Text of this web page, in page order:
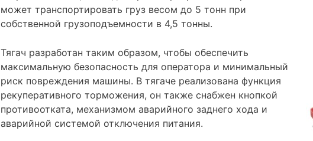
может транспортировать груз весом до 5 тонн при
собственной грузоподъемности в 4,5 тонны.
Тягач разработан таким образом, чтобы обеспечить
максимальную безопасность для оператора и минимальный
риск повреждения машины. В тягаче реализована функция
рекуперативного торможения, он также снабжен кнопкой
противоотката, механизмом аварийного заднего хода и
аварийной системой отключения питания.